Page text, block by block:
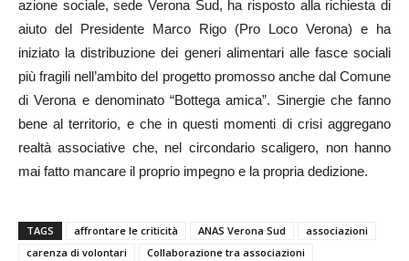
azione sociale, sede Verona Sud, ha risposto alla richiesta di
aiuto del Presidente Marco Rigo (Pro Loco Verona) e ha
iniziato la distribuzione dei generi alimentari alle fasce sociali
più fragili nell’ambito del progetto promosso anche dal Comune
di Verona e denominato “Bottega amica”. Sinergie che fanno
bene al territorio, e che in questi momenti di crisi aggregano
realtà associative che, nel circondario scaligero, non hanno
mai fatto mancare il proprio impegno e la propria dedizione.
TAGS affrontare le criticità ANAS Verona Sud
associazioni
carenza di volontari
Collaborazione tra associazioni